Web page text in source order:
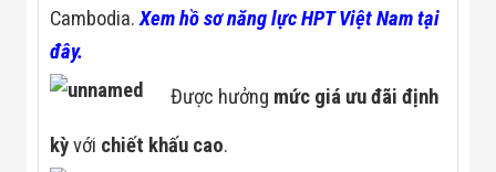
Cambodia.Xem hồ sơ năng lực HPT Việt Nam tại
đây.
Được hưởng mức giá ưu đãi định
kỳvới chiết khấu cao.